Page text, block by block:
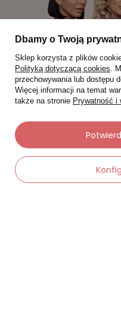
Moje zamówienia
Status zamówienia
Śledzenie przesyłki
Dbamy o Twoją
Sklep korzysta z plików
Polityką dotyczącą cookies.
przechowywania lub dostępu
Więcej informacji na temat
także na stronie Prywatność i